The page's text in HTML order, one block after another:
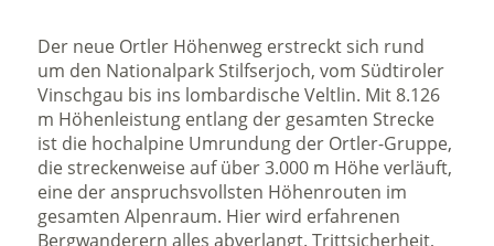
Der neue Ortler Höhenweg erstreckt sich rund
um den Nationalpark Stilfserjoch, vom Südtiroler
Vinschgau bis ins lombardische Veltlin. Mit 8.126
m Höhenleistung entlang der gesamten Strecke
ist die hochalpine Umrundung der Ortler-Gruppe,
die streckenweise auf über 3.000 m Höhe verläuft,
eine der anspruchsvollsten Höhenrouten im
gesamten Alpenraum. Hier wird erfahrenen
Bergwanderern alles abverlangt. Trittsicherheit,